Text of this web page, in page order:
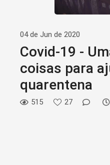
04 de Jun de 2020
Covid-19 -
coisas para
quarentena
515 27